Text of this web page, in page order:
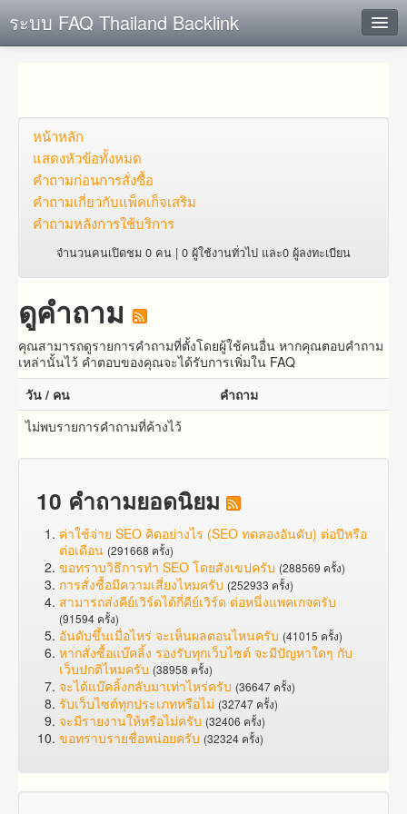
ระบบ FAQ Thailand Backlink
ตั้งคำถาม
ดูคำถาม
คุณต้องการที่จะลงทะเบียนหรือไม่?
หน้าหลัก
แสดงหัวข้อทั้งหมด
คำถาม​ก่อน​การ​สั่งซื้อ​
คำถาม​เกี่ยว​กับ​แพ็คเก็จ​เสริม
คำถามหลังการใช้บริการ
จำนวนคนเปิดชม 0 คน | 0 ผู้ใช้งานทั่วไป และ0 ผู้ลงทะเบียน
ดูคำถาม
คุณสามารถดูรายการคำถามที่ตั้งโดยผู้ใช้คนอื่น หากคุณตอบคำถาม
เหล่านั้นไว้ คำตอบของคุณจะได้รับการเพิ่มใน FAQ
วัน / คน
คำถาม
ไม่พบรายการคำถามที่ค้างไว้
10 คำถามยอดนิยม
ค่าใช้จ่าย SEO คิดอย่างไร (SEO ทดลองอันดับ) ต่อปีหรือ
ต่อเดือน (291668 ครั้ง)
ขอทราบวิธีการทำ SEO โดยสังเขปครับ (288569 ครั้ง)
การสั่งซื้อมีความเสี่ยงไหมครับ (252933 ครั้ง)
สามารถส่งคีย์เวิร์ดได้กี่คีย์เวิร์ด ต่อหนึ่งแพคเกจครับ
(91594 ครั้ง)
อันดับขึ้นเมื่อไหร่ จะเห็นผลตอนไหนครับ (41015 ครั้ง)
หากสั่งซื้อแบ๊คลิ้ง รองรับทุกเว็บไซต์ จะมีปัญหาใดๆ กับ
เว็บปกติไหมครับ (38958 ครั้ง)
จะได้แบ๊คลิ้งกลับมาเท่าไหร่ครับ (36647 ครั้ง)
รับเว็บไซต์ทุกประเภทหรือไม่ (32747 ครั้ง)
จะมีรายงานให้หรือไม่ครับ (32406 ครั้ง)
ขอทราบรายชื่อหน่อยครับ (32324 ครั้ง)